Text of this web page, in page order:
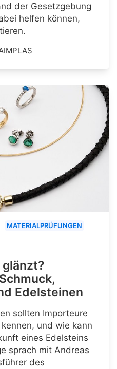
der Gesetzgebung
helfen können,
MATERIALPRÜFUNGEN
Edelsteinen
sollten Importeure
und wie kann
eines Edelsteins
sprach mit Andreas
des